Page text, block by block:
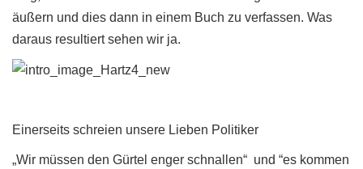
äußern und dies dann in einem Buch zu verfassen. Was
daraus resultiert sehen wir ja.
Einerseits schreien unsere Lieben Politiker
„Wir müssen den Gürtel enger schnallen“ und “es kommen